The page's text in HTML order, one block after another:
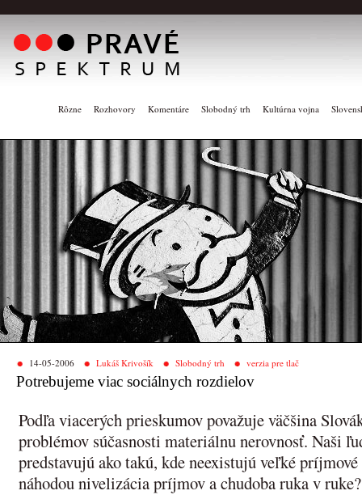
Rôzne Rozhovory Komentáre Slobodný trh Kultúrna vojna
14-05-2006 Lukáš Krivošík Slobodný trh verzia pre tlač
Potrebujeme viac sociálnych rozdielov
Podľa viacerých prieskumov považuje väčšina
problémov súčasnosti materiálnu nerovnosť. Naši
predstavujú ako takú, kde neexistujú veľké
náhodou nivelizácia príjmov a chudoba ruka v ruke?